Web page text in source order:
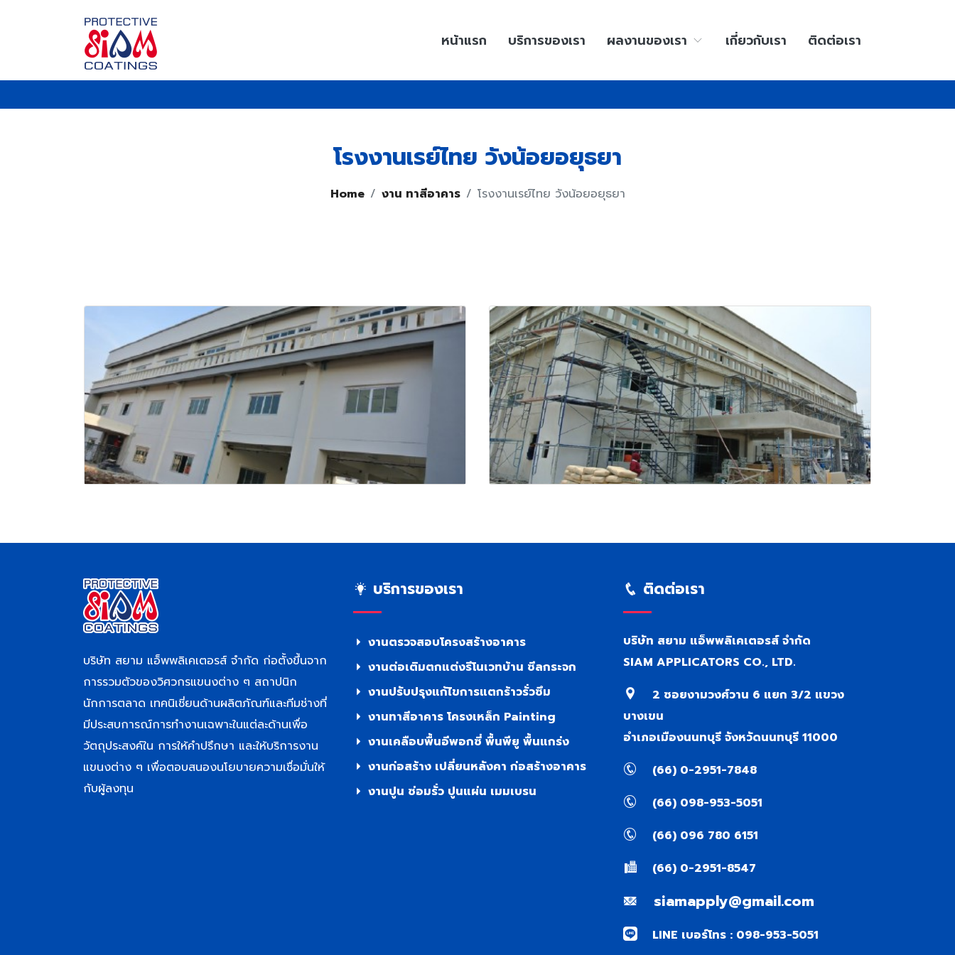
หน้าแรก บริการของเรา ผลงานของเรา เกี่ยวกับเรา ติดต่อเรา
โรงงานเรย์ไทย วังน้อยอยุธยา
Home งาน ทาสีอาคาร โรงงานเรย์ไทย วังน้อยอยุธยา
บริษัท สยาม แอ็พพลิเคเตอรส์ จำกัด ก่อตั้งขึ้นจาก
การรวมตัวของวิศวกรแขนงต่าง ๆ สถาปนิก
นักการตลาด เทคนิเชี่ยนด้านผลิตภัณฑ์และทีมช่างที่
มีประสบการณ์การทำงานเฉพาะในแต่ละด้านเพื่อ
วัตถุประสงค์ใน การให้คำปรึกษา และให้บริการงาน
แขนงต่าง ๆ เพื่อตอบสนองนโยบายความเชื่อมั่นให้
กับผู้ลงทุน
บริการของเรา
งานตรวจสอบโครงสร้างอาคาร
งานต่อเติมตกแต่งรีโนเวทบ้าน ซีลกระจก
งานปรับปรุงแก้ไขการแตกร้าวรั่วซึม
งานทาสีอาคาร โครงเหล็ก Painting
งานเคลือบพื้นอีพอกซี่ พื้นพียู พื้นแกร่ง
งานก่อสร้าง เปลี่ยนหลังคา ก่อสร้างอาคาร
งานปูน ซ่อมรั่ว ปูนแผ่น เมมเบรน
ติดต่อเรา
บริษัท สยาม แอ็พพลิเคเตอรส์ จำกัด
SIAM APPLICATORS CO., LTD.
2 ซอยงามวงศ์วาน 6 แยก 3/2 แขวง
บางเขน
อำเภอเมืองนนทบุรี จังหวัดนนทบุรี 11000
(66) 0-2951-7848
(66) 098-953-5051
(66) 096 780 6151
(66) 0-2951-8547
siamapply@gmail.com
LINE เบอร์โทร : 098-953-5051